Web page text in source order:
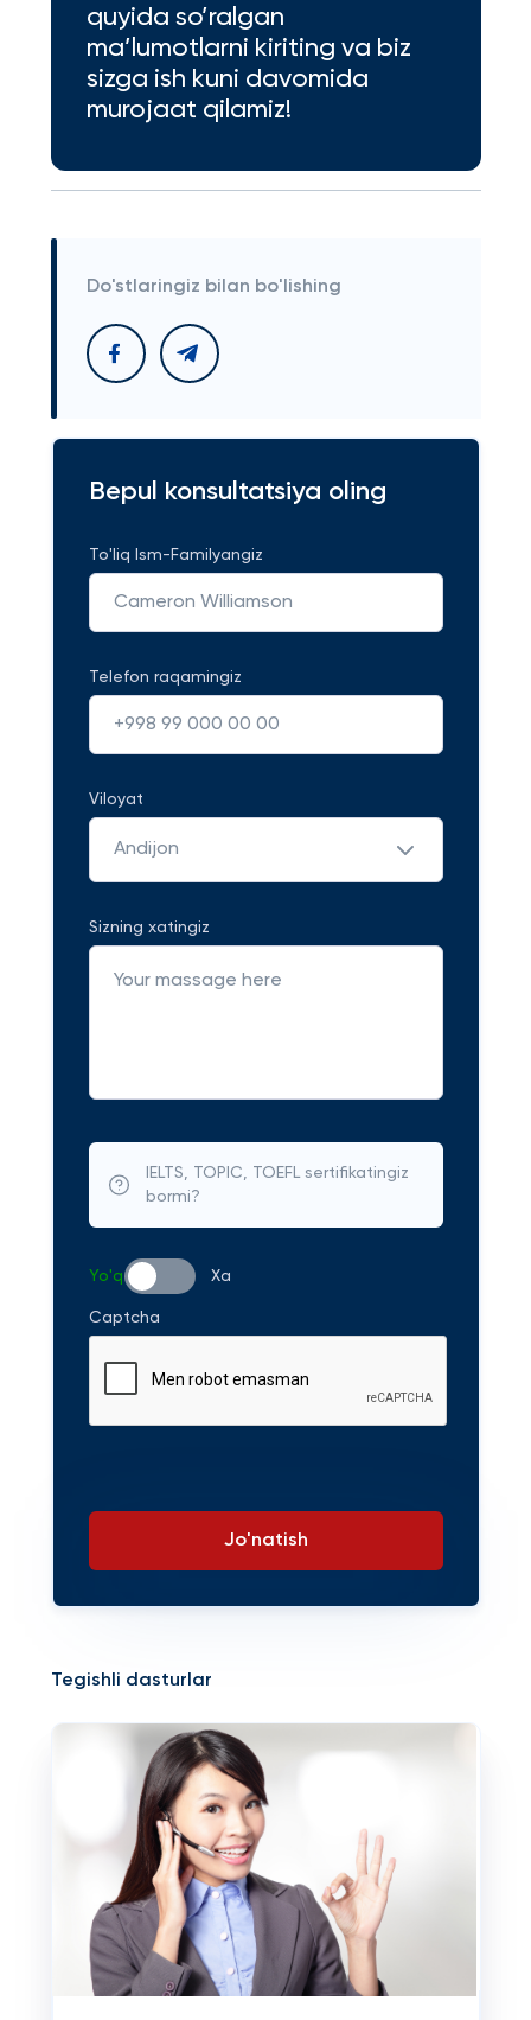
quyida so’ralgan
ma’lumotlarni kiriting va biz
sizga ish kuni davomida
murojaat qilamiz!
Do'stlaringiz bilan bo'lishing
Bepul konsultatsiya oling
To'liq Ism-Familyangiz
Telefon raqamingiz
Viloyat
Andijon
Sizning xatingiz
IELTS, TOPIC, TOEFL sertifikatingiz
bormi?
Yo'q Xa
Captcha
Jo'natish
Tegishli dasturlar